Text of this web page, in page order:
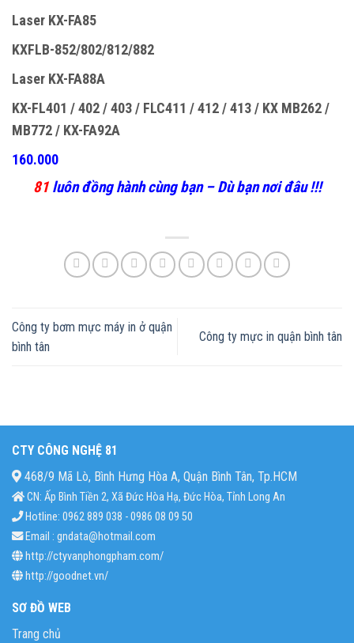
Laser KX-FA85
KXFLB-852/802/812/882
Laser KX-FA88A
KX-FL401 / 402 / 403 / FLC411 / 412 / 413 / KX MB262 /
MB772 / KX-FA92A
160.000
81luôn đồng hành cùng bạn – Dù bạn nơi đâu !!!
Công ty bơm mực máy in ở quận
bình tân
Công ty mực in quận bình tân
CTY CÔNG NGHỆ 81
468/9 Mã Lò, Bình Hưng Hòa A, Quận Bình Tân, Tp.HCM
CN: Ấp Bình Tiền 2, Xã Đức Hòa Hạ, Đức Hòa, Tỉnh Long An
Hotline: 0962 889 038 - 0986 08 09 50
Email : gndata@hotmail.com
http://ctyvanphongpham.com/
http://goodnet.vn/
SƠ ĐỒ WEB
Trang chủ